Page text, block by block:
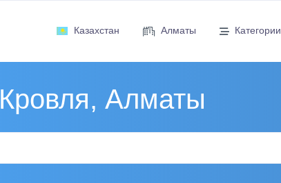
Казахстан Алматы Категории
Кровля, Алматы